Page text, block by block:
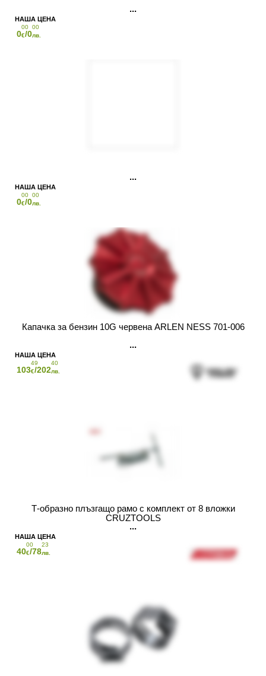
0
00
€/0
00
лв.
0
00
€/0
00
лв.
Капачка за бензин 10G червена ARLEN NESS 701-006
103
49
€/202
40
лв.
Т-образно плъзгащо рамо с комплект от 8 вложки
CRUZTOOLS
40
00
€/78
23
лв.